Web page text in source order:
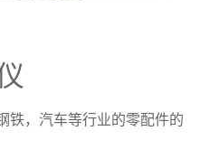
铁，汽车等行业的零配件的